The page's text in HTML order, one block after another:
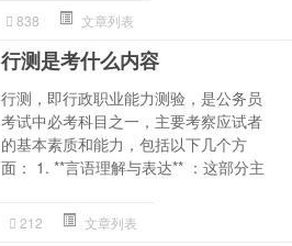
838 文章列表
行测是考什么内容
行测，即行政职业能力测验，是公务员
考试中必考科目之一，主要考察应试者
的基本素质和能力，包括以下几个方
面： 1. **言语理解与表达** ：这部分主
212 文章列表